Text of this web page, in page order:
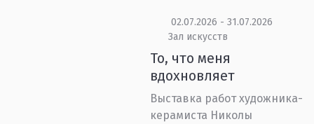
02.07.2026 - 31.07.2026
Зал искусств
То, что меня
вдохновляет
Выставка работ художника-
керамиста Николы